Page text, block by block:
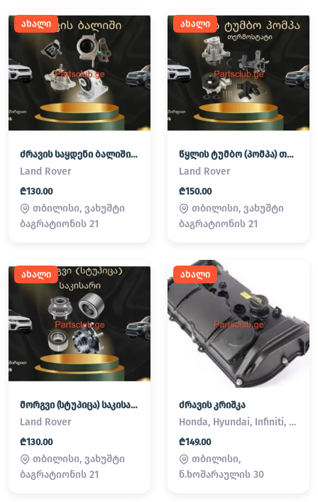
ახალი
ძრავის საყდენი ბალიში (პადმატორნი) Land Rover / Range Rover
Land Rover
₾130.00
თბილისი, ვახუშტი
ბაგრატიონის 21
ახალი
წყლის ტუმბო (პომპა) თერმოსტატი Land Rover / Range Rover
Land Rover
₾150.00
თბილისი, ვახუშტი
ბაგრატიონის 21
ახალი
მორგვი (სტუპიცა) საკისარი Land Rover / Range Rover
Land Rover
₾130.00
თბილისი, ვახუშტი
ბაგრატიონის 21
ახალი
ძრავის კრიშკა
Honda, Hyundai, Infiniti, Kia, Lexus, Mazda, Mitsubishi, Nissan, Subaru, Suzuki, Toyota
₾149.00
თბილისი,
ნ.ხოშარაულის 30